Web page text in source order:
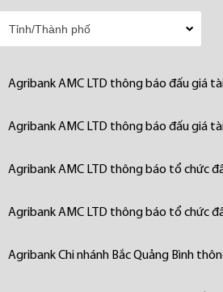
Agribank AMC LTD thông báo đấu giá tài
Agribank AMC LTD thông báo đấu giá
Agribank AMC LTD thông báo tổ chức
Agribank AMC LTD thông báo tổ chức
Agribank Chi nhánh Bắc Quảng Bình